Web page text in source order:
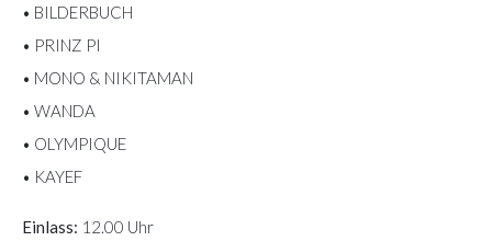
• BILDERBUCH
• PRINZ PI
• MONO & NIKITAMAN
• WANDA
• OLYMPIQUE
• KAYEF
Einlass: 12.00 Uhr